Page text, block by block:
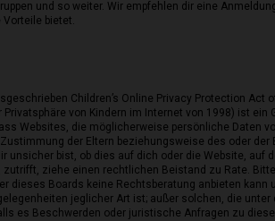
und so weiter. Wir empfehlen dir eine
bietet.
Children’s Online Privacy Protection
Privatsphäre von Kindern im Internet von 1998) ist ein
Websites, die möglicherweise persönliche Daten
der Eltern beziehungsweise des oder
unsicher bist, ob dies auf dich oder die Website, auf
ziehe einen rechtlichen Beistand zu Rate.
dieses Boards keine Rechtsberatung anbieten kann
jeglicher Art ist; außer solchen, die unter
es Beschwerden oder juristische Anfragen zu